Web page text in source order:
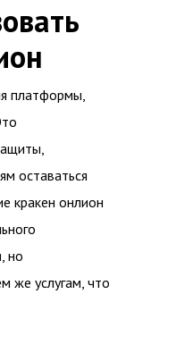
платформы,
оставаться
кракен онлион
но
же услугам, что